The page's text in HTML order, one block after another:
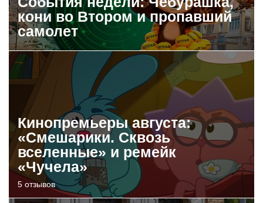
кони во Втором и пропавший
самолет
Кинопремьеры августа:
«Смешарики. Сквозь
вселенные» и ремейк
«Чучела»
5 отзывов